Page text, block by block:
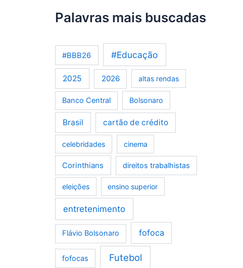
Palavras mais buscadas
#BBB26 #Educação
2025 2026 altas rendas
Banco Central Bolsonaro
Brasil cartão de crédito
celebridades cinema
Corinthians direitos trabalhistas
eleições ensino superior
entretenimento
Flávio Bolsonaro fofoca
fofocas Futebol